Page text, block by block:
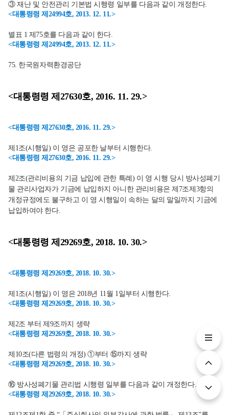
③ 재난 및 안전관리 기본법 시행령 일부를 다음과 같이 개정한다.
<대통령령 제24994호, 2013. 12. 11.>
별표 1 제75호를 다음과 같이 한다.
<대통령령 제24994호, 2013. 12. 11.>
75. 한국원자력환경공단
<대통령령 제27630호, 2016. 11. 29.>
<대통령령 제27630호, 2016. 11. 29.>
제1조(시행일) 이 영은 공포한 날부터 시행한다.
<대통령령 제27630호, 2016. 11. 29.>
제2조(관리비용의 기금 납입에 관한 특례) 이 영 시행 당시 방사성폐기
물 관리사업자가 기금에 납입하지 아니한 관리비용은 제7조제3항의
개정규정에도 불구하고 이 영 시행일이 속하는 달의 말일까지 기금에
납입하여야 한다.
<대통령령 제29269호, 2018. 10. 30.>
<대통령령 제29269호, 2018. 10. 30.>
제1조(시행일) 이 영은 2018년 11월 1일부터 시행한다.
<대통령령 제29269호, 2018. 10. 30.>
제2조 부터 제9조까지 생략
<대통령령 제29269호, 2018. 10. 30.>
제10조(다른 법령의 개정) ①부터 ⑮까지 생략
<대통령령 제29269호, 2018. 10. 30.>
⑯ 방사성폐기물 관리법 시행령 일부를 다음과 같이 개정한다.
<대통령령 제29269호, 2018. 10. 30.>